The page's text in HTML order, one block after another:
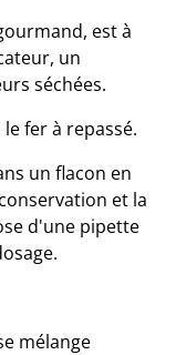
est à
un
séchées.
fer à repassé.
un flacon en
et la
d'une pipette
mélange